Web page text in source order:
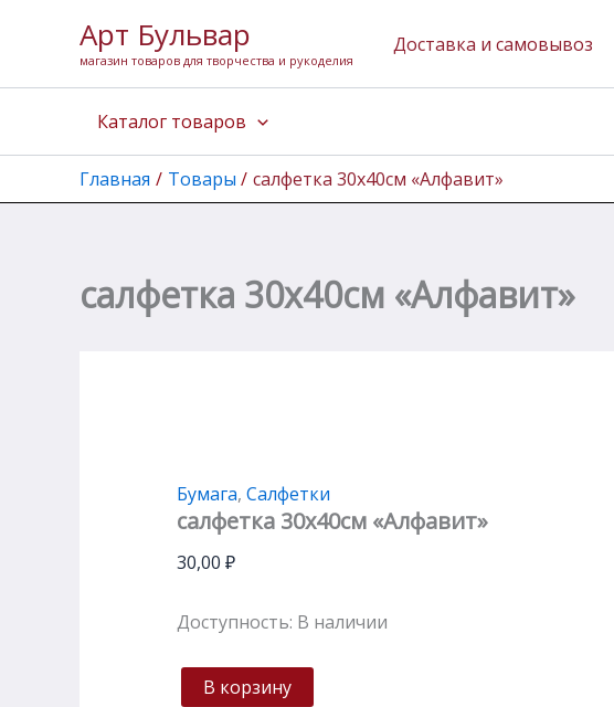
содержимому
Арт Бульвар
магазин товаров для творчества и рукоделия
Доставка и самовывоз
Каталог товаров
Главная Товары салфетка 30х40см «Алфавит»
салфетка 30х40см «Алфавит»
Бумага, Салфетки
салфетка 30х40см «Алфавит»
30,00 ₽
Доступность: В наличии
товара
салфетка
30х40см
В корзину